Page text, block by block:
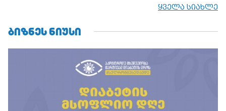
ყველა სიახლე
ᲑᲘᲖᲜᲔᲡ ᲜᲘᲣᲡᲘ